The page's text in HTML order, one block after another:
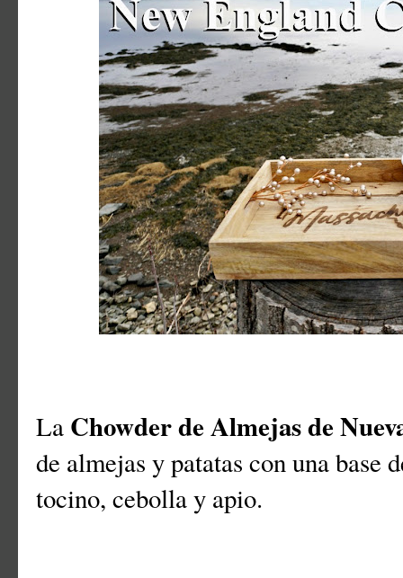
La Chowder de Almejas de
de almejas y patatas con una base
tocino, cebolla y apio.